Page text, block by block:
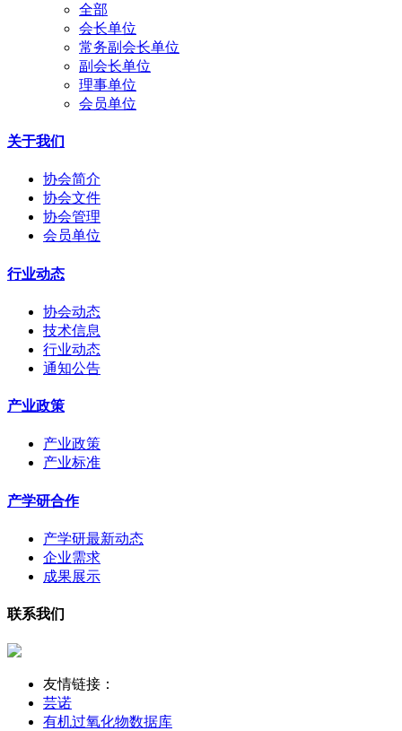
全部
会长单位
常务副会长单位
副会长单位
理事单位
会员单位
关于我们
协会简介
协会文件
协会管理
会员单位
行业动态
协会动态
技术信息
行业动态
通知公告
产业政策
产业政策
产业标准
产学研合作
产学研最新动态
企业需求
成果展示
联系我们
友情链接：
芸诺
有机过氧化物数据库